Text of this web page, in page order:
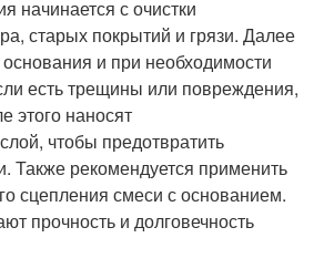
начинается с очистки
старых покрытий и грязи. Далее
и при необходимости
есть трещины или повреждения,
этого наносят
чтобы предотвратить
Также рекомендуется применить
сцепления смеси с основанием.
прочность и долговечность